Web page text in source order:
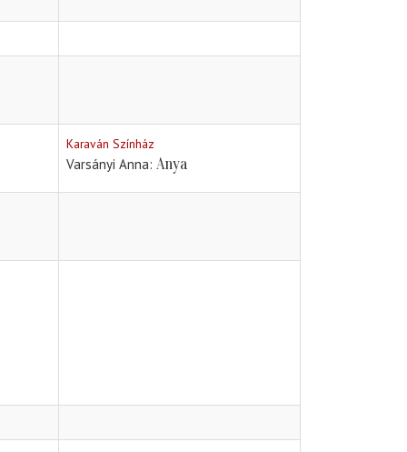
Karaván Színház
Varsányi Anna Anya